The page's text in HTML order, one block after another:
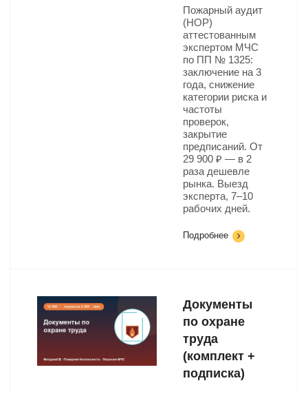
Пожарный аудит
(НОР)
аттестованным
экспертом МЧС
по ПП № 1325:
заключение на 3
года, снижение
категории риска и
частоты
проверок,
закрытие
предписаний. От
29 900 ₽ — в 2
раза дешевле
рынка. Выезд
эксперта, 7–10
рабочих дней.
Подробнее
Документы
по охране
труда
(комплект +
подписка)